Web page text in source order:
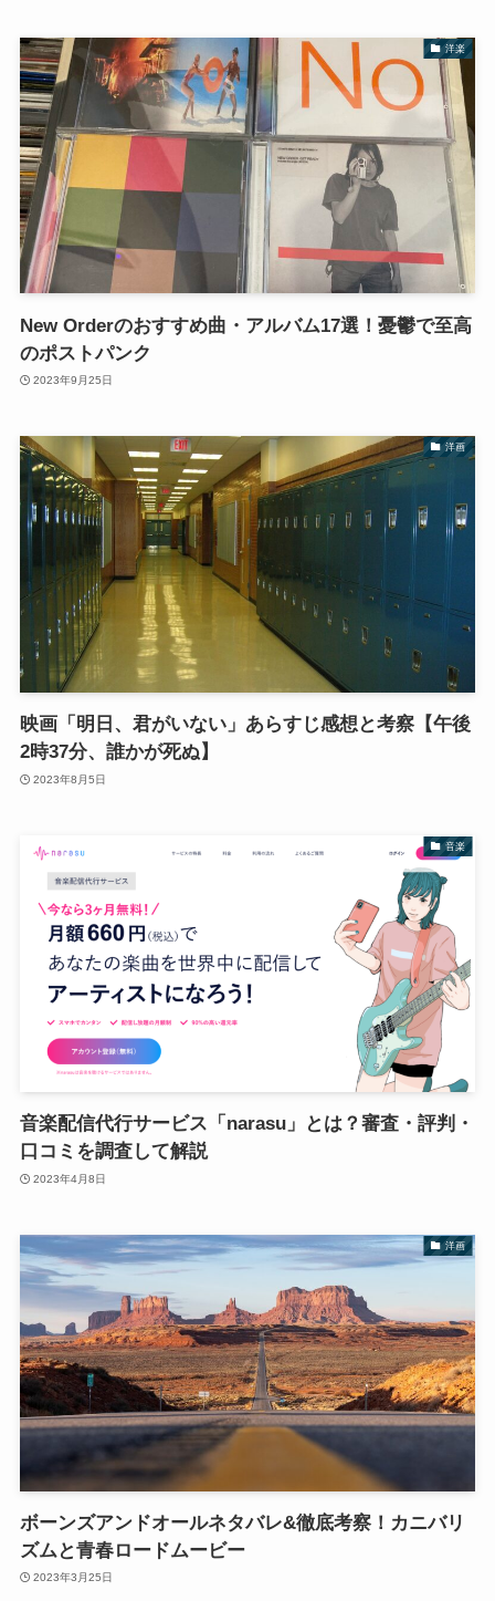
洋楽
New Orderのおすすめ曲・アルバム17選！憂鬱で至高
のポストパンク
2023年9月25日
洋画
映画「明日、君がいない」あらすじ感想と考察【午後
2時37分、誰かが死ぬ】
2023年8月5日
音楽
音楽配信代行サービス「narasu」とは？審査・評判・
口コミを調査して解説
2023年4月8日
洋画
ボーンズアンドオールネタバレ&徹底考察！カニバリ
ズムと青春ロードムービー
2023年3月25日